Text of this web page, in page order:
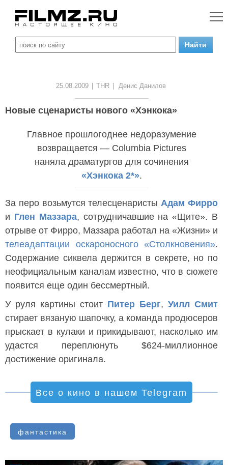
25.08.2009 THR Денис Данилов
Новые сценаристы нового «Хэнкока»
Главное прошлогоднее недоразумение
возвращается — Columbia Pictures
наняла драматургов для сочинения
«Хэнкока 2*».
За перо возьмутся телесценаристыАдам Фирро
и Глен Маззара, сотрудничавшие на «Щите». В
отрыве от Фирро, Маззара работал на «Жизни» и
телеадаптации оскароносного «Столкновения».
Содержание сиквела держится в секрете, но по
неофициальным каналам известно, что в сюжете
появится еще один бессмертный.
У руля картины стоит Питер Берг, Уилл Смит
стирает вязаную шапочку, а команда продюсеров
прыскает в кулаки и прикидывают, насколько им
удастся переплюнуть $624-миллионное
достижение оригинала.
Все о кино в нашем Telegram
фантастика